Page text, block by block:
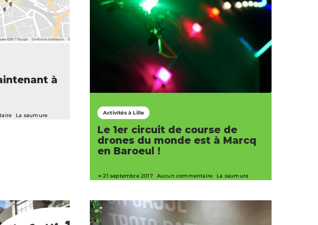
à
La saumure Activités à Lille
Le 1er circuit de course de
drones du monde est à Marcq
en Baroeul !
21 septembre 2017 Aucun commentaire La saumure